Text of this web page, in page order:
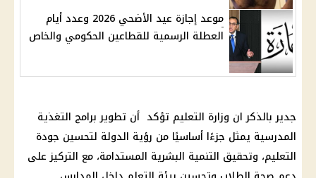
موعد إجازة عيد الأضحي 2026 وعدد أيام
العطلة الرسمية للقطاعين الحكومي والخاص
جدير بالذكر ان وزارة التعليم تؤكد أن تطوير برامج التغذية
المدرسية يمثل جزءًا أساسيًا من رؤية الدولة لتحسين جودة
التعليم، وتحقيق التنمية البشرية المستدامة، مع التركيز على